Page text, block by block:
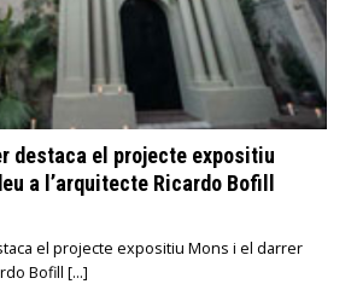
destaca el projecte expositiu
a l’arquitecte Ricardo Bofill
el projecte expositiu Mons i el darrer
Bofill […]